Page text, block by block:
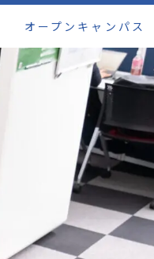
オープンキャンパス